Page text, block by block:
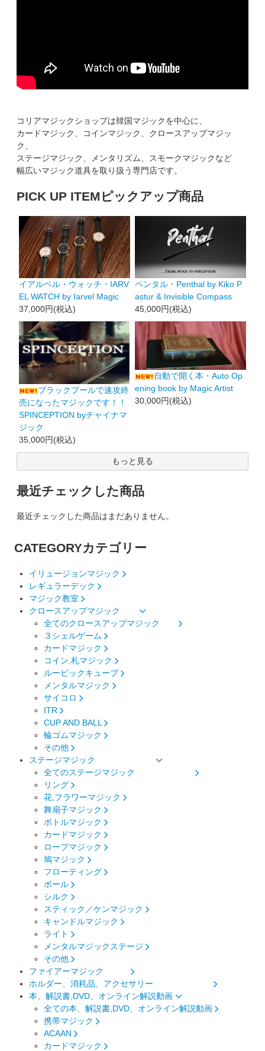
コリアマジックショップは韓国マジックを中心に、
カードマジック、コインマジック、クロースアップマジッ
ク、
ステージマジック、メンタリズム、スモークマジックなど
幅広いマジック道具を取り扱う専門店です。
PICK UP ITEM ピックアップ商品
イアルベル・ウォッチ・IARV
EL WATCH by Iarvel Magic
37,000円(税込)
ペンタル・Penthal by Kiko P
astur & Invisible Compass
45,000円(税込)
ブラックプールで速攻終
売になったマジックです！！
SPINCEPTION byチャイナマ
ジック
35,000円(税込)
自動で開く本・Auto Op
ening book by Magic Artist
30,000円(税込)
もっと見る
最近チェックした商品
最近チェックした商品はまだありません。
CATEGORYカテゴリー
イリュージョンマジック
レギュラーデック
マジック教室
クロースアップマジック
全てのクロースアップマジック
３シェルゲーム
カードマジック
コイン,札マジック
ルービックキューブ
メンタルマジック
サイコロ
ITR
CUP AND BALL
輪ゴムマジック
その他
ステージマジック
全てのステージマジック
リング
花,フラワーマジック
舞扇子マジック
ボトルマジック
カードマジック
ロープマジック
鳩マジック
フローティング
ボール
シルク
スティック／ケンマジック
キャンドルマジック
ライト
メンタルマジックステージ
その他
ファイアーマジック
ホルダー、消耗品、アクセサリー
本、解説書,DVD、オンライン解説動画
全ての本、解説書,DVD、オンライン解説動画
携帯マジック
ACAAN
カードマジック